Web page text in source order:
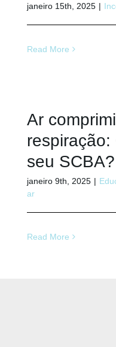
janeiro 15th, 2025 |
Read More
Ar
seu SCBA?
janeiro 9th, 2025 |
ar
Read More